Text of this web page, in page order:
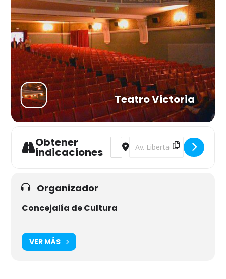
Teatro Victoria
Obtener
indicaciones
Address - Música para Hitler
Destination Address -
Organizador
Concejalía de Cultura
VER MÁS